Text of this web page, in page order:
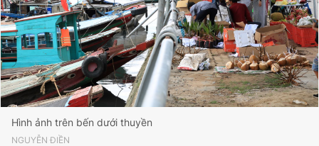
Theo dõi báo trên
Hotline
0906 645 777
Liên hệ quảng cáo
0908 780 404
Đặt báo
Hình ảnh trên bến dưới thuyền
NGUYỄN ĐIỀN